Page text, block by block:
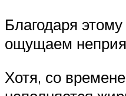
Благодаря
ощущаем
Хотя, со